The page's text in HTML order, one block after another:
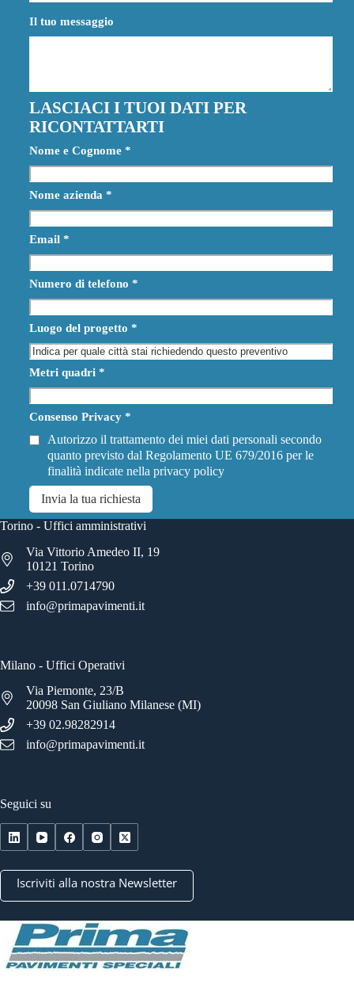
Il tuo messaggio
LASCIACI I TUOI DATI PER
RICONTATTARTI
Nome e Cognome *
Nome azienda *
Email *
Numero di telefono *
Luogo del progetto *
Metri quadri *
Consenso Privacy *
Autorizzo il trattamento dei miei dati personali secondo
quanto previsto dal Regolamento UE 679/2016 per le
finalità indicate nella privacy policy
Invia la tua richiesta
Torino - Uffici amministrativi
Via Vittorio Amedeo II, 19
10121 Torino
+39 011.0714790
info@primapavimenti.it
Milano - Uffici Operativi
Via Piemonte, 23/B
20098 San Giuliano Milanese (MI)
+39 02.98282914
info@primapavimenti.it
Seguici su
Iscriviti alla nostra Newsletter